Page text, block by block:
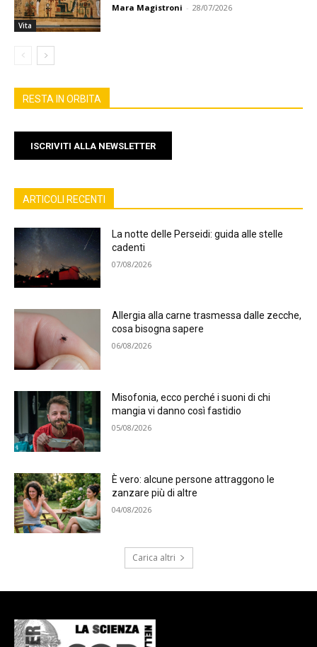
Vita
Mara Magistroni - 28/07/2026
RESTA IN ORBITA
ISCRIVITI ALLA NEWSLETTER
ARTICOLI RECENTI
La notte delle Perseidi: guida alle stelle
cadenti
07/08/2026
Allergia alla carne trasmessa dalle zecche,
cosa bisogna sapere
06/08/2026
Misofonia, ecco perché i suoni di chi
mangia vi danno così fastidio
05/08/2026
È vero: alcune persone attraggono le
zanzare più di altre
04/08/2026
Carica altri